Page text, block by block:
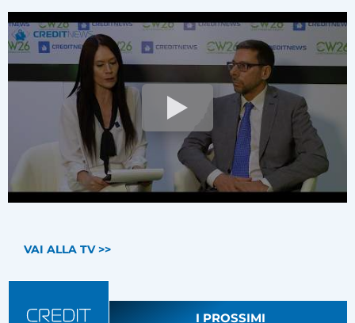
VAI ALLA TV >>
I PROSSIMI